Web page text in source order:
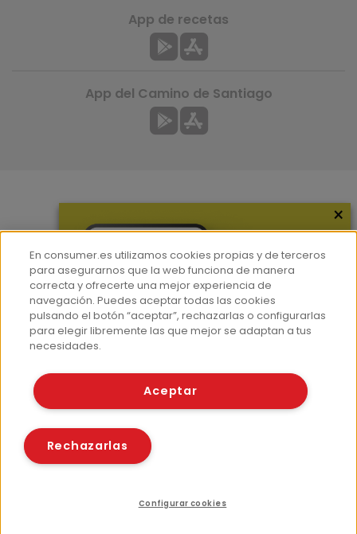
Hemeroteca
Contacto
Prensa
Corpus Lingüístico Consumer
App de recetas
App del Camino de Santiago
© Fundación EROSKI
Políticas de cookies
×
En consumer.es utilizamos cookies propias y de terceros
para asegurarnos que la web funciona de manera
correcta y ofrecerte una mejor experiencia de
navegación. Puedes aceptar todas las cookies
pulsando el botón “aceptar”, rechazarlas o configurarlas
para elegir libremente las que mejor se adaptan a tus
necesidades.
Aceptar
Rechazarlas
Configurar cookies